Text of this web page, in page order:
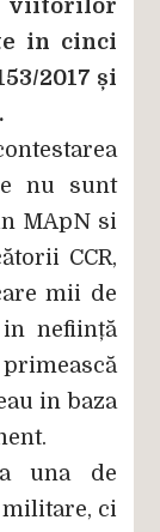
in cinci
2017 și
nu sunt
MApN si
CCR,
mii de
neființă
in baza
una de
ci